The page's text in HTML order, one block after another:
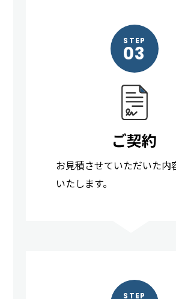
STEP
03
ご契約
お見積させていただいた内
いたします。
STEP